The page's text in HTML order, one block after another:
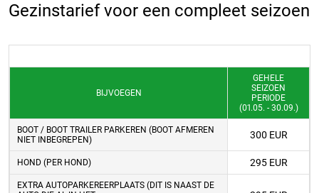
Gezinstarief voor een compleet seizoen
BIJVOEGEN
GEHELE
SEIZOEN
PERIODE
(01.05. - 30.09.)
BOOT / BOOT TRAILER PARKEREN (BOOT AFMEREN
NIET INBEGREPEN)
300 EUR
HOND (PER HOND) 295 EUR
EXTRA AUTOPARKEREERPLAATS (DIT IS NAAST DE